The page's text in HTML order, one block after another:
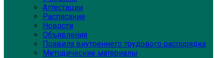
Аттестации
Расписание
Новости
Объявления
Правила внутреннего трудового распорядка
Методические материалы